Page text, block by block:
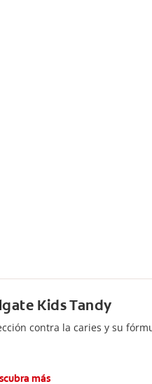
Kids Tandy
contra la caries y su
más